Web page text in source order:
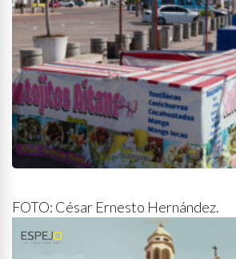
FOTO: César Ernesto Hernández.